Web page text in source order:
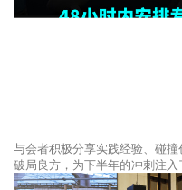
与会者积极分享实践经验、碰
破局良方，为下半年的冲刺注入